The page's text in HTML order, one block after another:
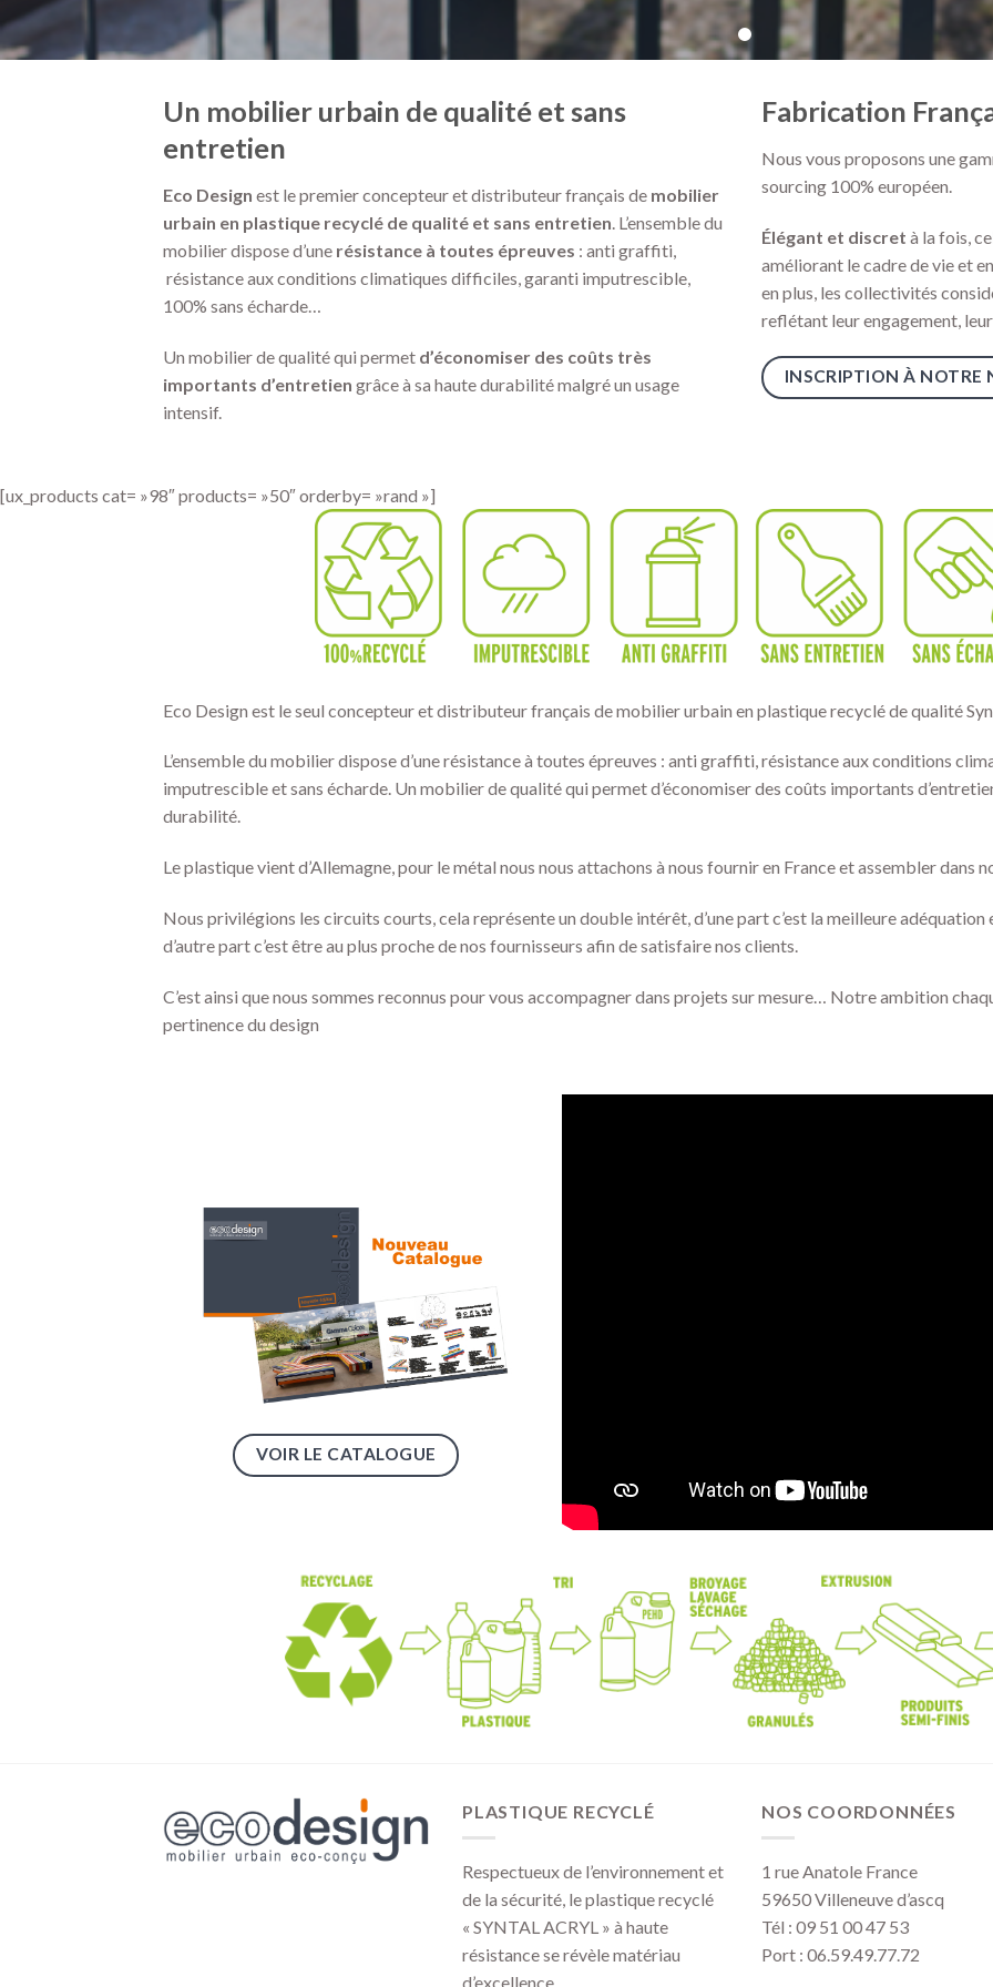
Un mobilier urbain de qualité et sans
entretien
Eco Design est le premier concepteur et distributeur français de mobilier
urbain en plastique recyclé de qualité et sans entretien . L’ensemble du
mobilier dispose d’une résistance à toutes épreuves : anti graffiti,
résistance aux conditions climatiques difficiles, garanti imputrescible,
100% sans écharde…
Un mobilier de qualité qui permet d’économiser des coûts très
importants d’entretien grâce à sa haute durabilité malgré un usage
intensif.
Fabrication
Nous vous proposons une
sourcing 100% européen.
Élégant et discret à la fois,
améliorant le cadre de vie et
en plus, les collectivités
reflétant leur engagement,
INSCRIPTION À NOTRE
[ux_products cat= »98″ products= »50″ orderby= »rand »]
Eco Design est le seul concepteur et distributeur français de mobilier urbain en plastique recyclé de qualité
L’ensemble du mobilier dispose d’une résistance à toutes épreuves : anti graffiti, résistance aux conditions
imputrescible et sans écharde. Un mobilier de qualité qui permet d’économiser des coûts importants
durabilité.
Le plastique vient d’Allemagne, pour le métal nous nous attachons à nous fournir en France et assembler dans
Nous privilégions les circuits courts, cela représente un double intérêt, d’une part c’est la meilleure
d’autre part c’est être au plus proche de nos fournisseurs afin de satisfaire nos clients.
C’est ainsi que nous sommes reconnus pour vous accompagner dans projets sur mesure… Notre ambition
pertinence du design
VOIR LE CATALOGUE
PLASTIQUE RECYCLÉ
Respectueux de l’environnement et
de la sécurité, le plastique recyclé
« SYNTAL ACRYL » à haute
résistance se révèle matériau
d’excellence.
NOS COORDONNÉES
1 rue Anatole France
59650 Villeneuve d’ascq
Tél : 09 51 00 47 53
Port : 06.59.49.77.72